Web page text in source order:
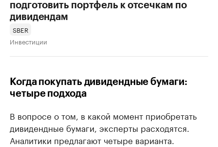
подготовить портфель к отсечкам по
дивидендам
SBER
Инвестиции
Когда покупать дивидендные бумаги:
четыре подхода
В вопросе о том, в какой момент приобретать
дивидендные бумаги, эксперты расходятся.
Аналитики предлагают четыре варианта.